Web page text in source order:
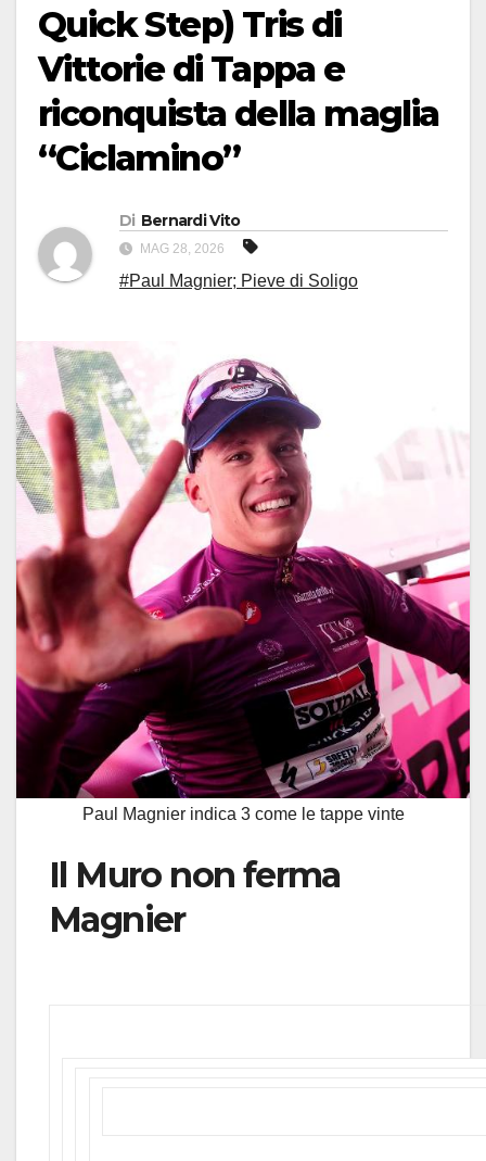
Quick Step) Tris di
Vittorie di Tappa e
riconquista della maglia
“Ciclamino”
Di Bernardi Vito
MAG 28, 2026
#Paul Magnier; Pieve di Soligo
Paul Magnier indica 3 come le tappe vinte
Il Muro non ferma
Magnier